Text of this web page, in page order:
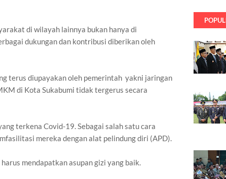
di wilayah lainnya bukan hanya di
dukungan dan kontribusi diberikan oleh
terus diupayakan oleh pemerintah yakni jaringan
di Kota Sukabumi tidak tergerus secara
terkena Covid-19. Sebagai salah satu cara
mereka dengan alat pelindung diri (APD).
mendapatkan asupan gizi yang baik.